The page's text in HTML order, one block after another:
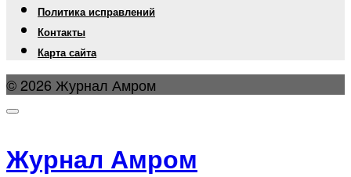
Политика исправлений
Контакты
Карта сайта
© 2026 Журнал Амром
Журнал Амром